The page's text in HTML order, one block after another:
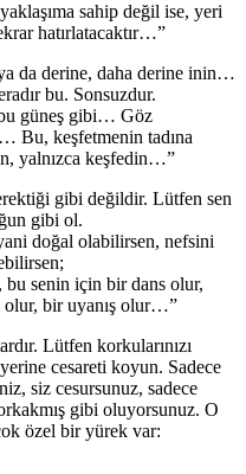
sahip değil ise, yeri
hatırlatacaktır…”
da derine, daha derine inin…
bu. Sonsuzdur.
bu güneş gibi… Göz
Bu, keşfetmenin tadına
yalnızca keşfedin…”
gibi değildir. Lütfen sen
gibi ol.
doğal olabilirsen, nefsini
senin için bir dans olur,
olur, bir uyanış olur…”
Lütfen korkularınızı
cesareti koyun. Sadece
siz cesursunuz, sadece
gibi oluyorsunuz. O
özel bir yürek var: